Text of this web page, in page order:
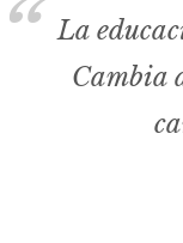
La
Cambia